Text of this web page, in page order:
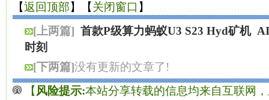
【返回顶部】【关闭窗口 】
[上两篇] 首款P级算力蚂蚁U3 S23 Hyd矿机
时刻
[下两篇]没有更新的文章了!
【 风险提示:本站分享转载的信息均来自互联网